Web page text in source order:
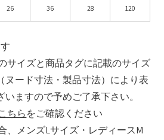
26 36 28 120
サイズと商品タグに記載のサイズ
ヌード寸法・製品寸法）により表
ますので予めご了承下さい。
ちらをご確認ください
、メンズLサイズ・レディースM